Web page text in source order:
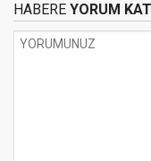
HABERE YORUM KAT